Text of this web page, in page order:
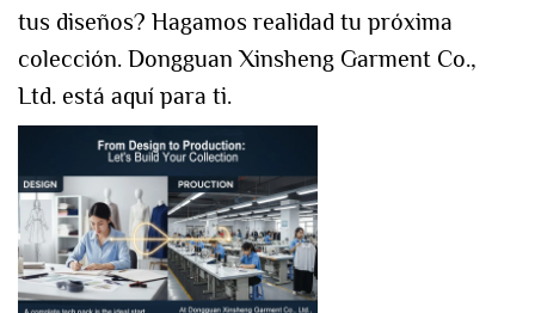
tus diseños? Hagamos realidad tu próxima
colección. Dongguan Xinsheng Garment Co.,
Ltd. está aquí para ti.